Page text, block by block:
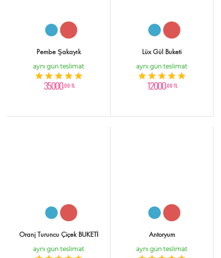
Pembe Şakayık
aynı gün teslimat
35000,00 TL
Lüx Gül Buketi
aynı gün teslimat
12000,00 TL
Oranj Turuncu Çiçek BUKETİ
aynı gün teslimat
Antoryum
aynı gün teslimat